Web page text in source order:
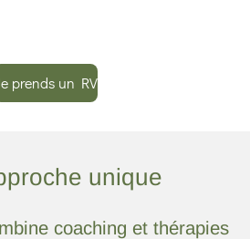
prends un RV
unique
coaching et thérapies